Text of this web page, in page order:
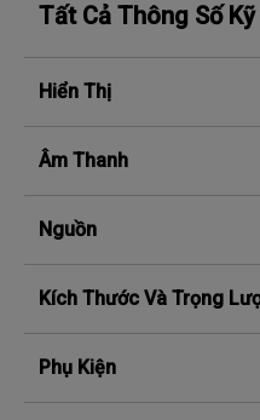
Tất Cả Thông Số
Hiển Thị
Âm Thanh
Nguồn
Kích Thước Và Trọng
Phụ Kiện